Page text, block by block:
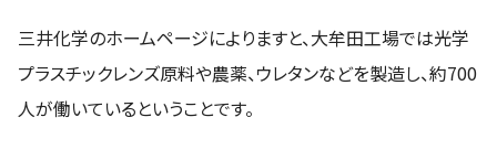
三井化学のホームページによりますと、大牟田工場では光学
プラスチックレンズ原料や農薬、ウレタンなどを製造し、約700
人が働いているということです。